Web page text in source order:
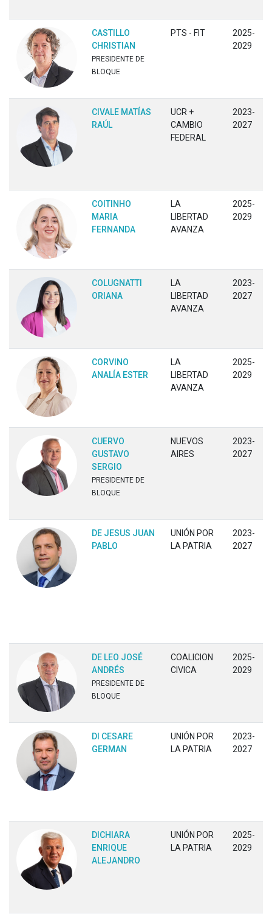
CASTILLO
CHRISTIAN
PRESIDENTE DE
BLOQUE
PTS - FIT
2025-
2029
CIVALE MATÍAS
RAÚL
UCR +
CAMBIO
FEDERAL
2023-
2027
COITINHO
MARIA
FERNANDA
LA
LIBERTAD
AVANZA
2025-
2029
COLUGNATTI
ORIANA
LA
LIBERTAD
AVANZA
2023-
2027
CORVINO
ANALÍA ESTER
LA
LIBERTAD
AVANZA
2025-
2029
CUERVO
GUSTAVO
SERGIO
PRESIDENTE DE
BLOQUE
NUEVOS
AIRES
2023-
2027
DE JESUS JUAN
PABLO
UNIÓN POR
LA PATRIA
2023-
2027
DE LEO JOSÉ
ANDRÉS
PRESIDENTE DE
BLOQUE
COALICION
CIVICA
2025-
2029
DI CESARE
GERMAN
UNIÓN POR
LA PATRIA
2023-
2027
DICHIARA
ENRIQUE
ALEJANDRO
UNIÓN POR
LA PATRIA
2025-
2029